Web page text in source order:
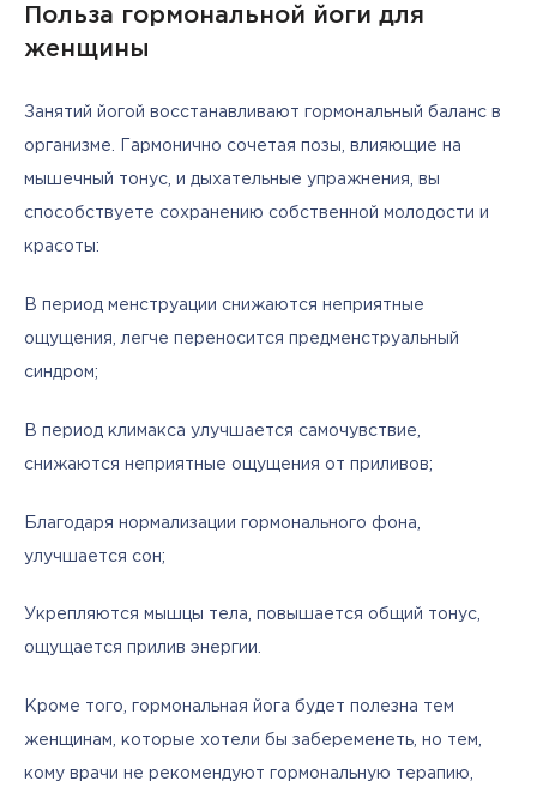
Польза гормональной йоги для
женщины
Занятий йогой восстанавливают гормональный баланс в
организме. Гармонично сочетая позы, влияющие на
мышечный тонус, и дыхательные упражнения, вы
способствуете сохранению собственной молодости и
красоты:
В период менструации снижаются неприятные
ощущения, легче переносится предменструальный
синдром;
В период климакса улучшается самочувствие,
снижаются неприятные ощущения от приливов;
Благодаря нормализации гормонального фона,
улучшается сон;
Укрепляются мышцы тела, повышается общий тонус,
ощущается прилив энергии.
Кроме того, гормональная йога будет полезна тем
женщинам, которые хотели бы забеременеть, но тем,
кому врачи не рекомендуют гормональную терапию,